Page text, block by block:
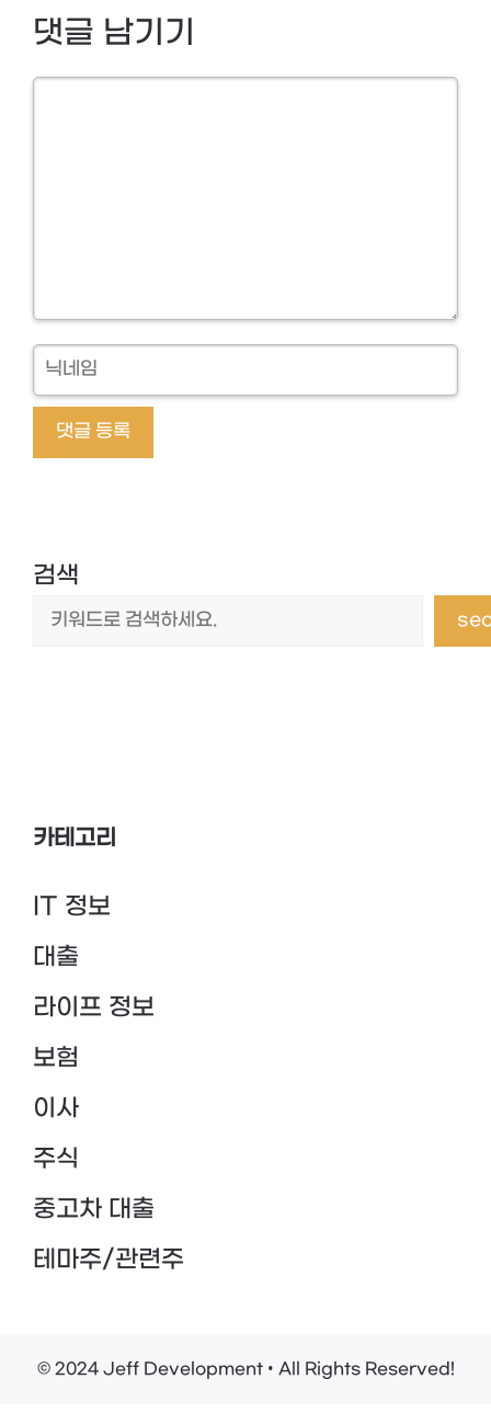
댓글 남기기
닉
네
검색
카테고리
IT 정보
대출
라이프 정보
보험
이사
주식
중고차 대출
테마주/관련주
© 2024 Jeff Development • All Rights Reserved!